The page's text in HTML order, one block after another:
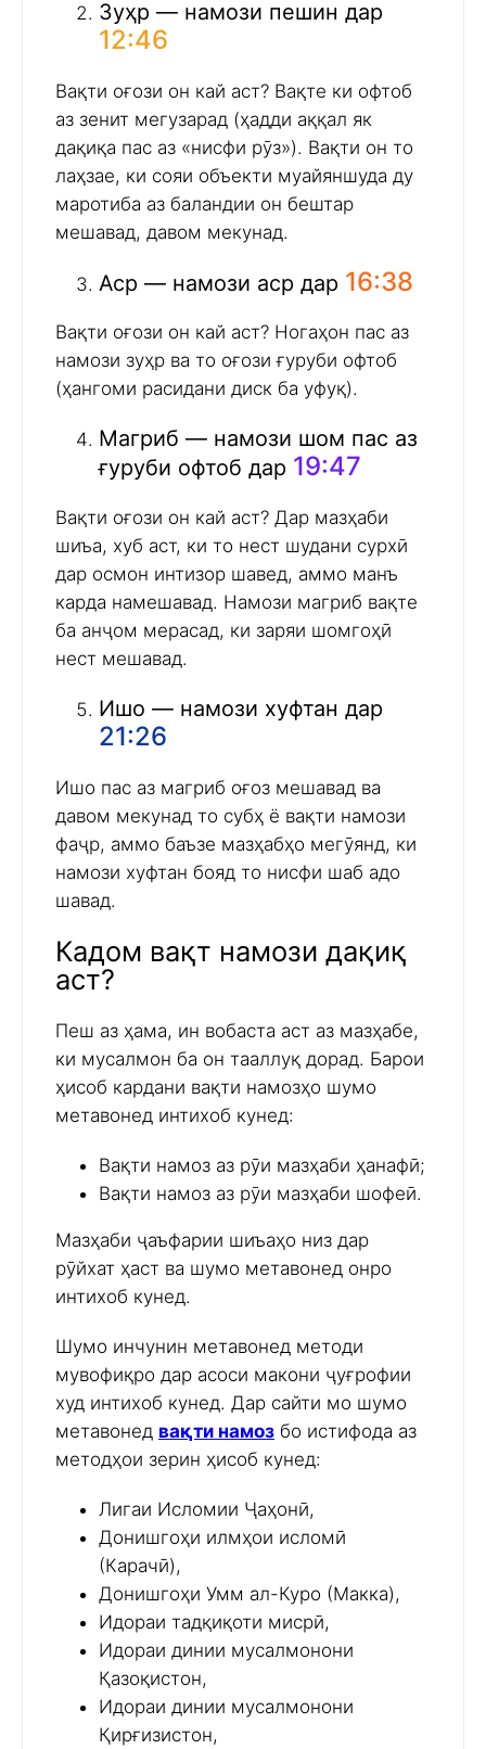
Зуҳр — намози пешин дар
12:46
Вақти оғози он кай аст? Вақте ки офтоб
аз зенит мегузарад (ҳадди аққал як
дақиқа пас аз «нисфи рӯз»). Вақти он то
лаҳзае, ки сояи объекти муайяншуда ду
маротиба аз баландии он бештар
мешавад, давом мекунад.
Аср — намози аср дар 16:38
Вақти оғози он кай аст? Ногаҳон пас аз
намози зуҳр ва то оғози ғуруби офтоб
(ҳангоми расидани диск ба уфуқ).
Магриб — намози шом пас аз
ғуруби офтоб дар 19:47
Вақти оғози он кай аст? Дар мазҳаби
шиъа, хуб аст, ки то нест шудани сурхӣ
дар осмон интизор шавед, аммо манъ
карда намешавад. Намози магриб вақте
ба анҷом мерасад, ки заряи шомгоҳӣ
нест мешавад.
Ишо — намози хуфтан дар
21:26
Ишо пас аз магриб оғоз мешавад ва
давом мекунад то субҳ ё вақти намози
фаҷр, аммо баъзе мазҳабҳо мегӯянд, ки
намози хуфтан бояд то нисфи шаб адо
шавад.
Кадом вақт намози дақиқ
аст?
Пеш аз ҳама, ин вобаста аст аз мазҳабе,
ки мусалмон ба он тааллуқ дорад. Барои
ҳисоб кардани вақти намозҳо шумо
метавонед интихоб кунед:
Вақти намоз аз рӯи мазҳаби ҳанафӣ;
Вақти намоз аз рӯи мазҳаби шофеӣ.
Мазҳаби ҷаъфарии шиъаҳо низ дар
рӯйхат ҳаст ва шумо метавонед онро
интихоб кунед.
Шумо инчунин метавонед методи
мувофиқро дар асоси макони ҷуғрофии
худ интихоб кунед. Дар сайти мо шумо
метавонед вақти намоз бо истифода аз
методҳои зерин ҳисоб кунед:
Лигаи Исломии Ҷаҳонӣ,
Донишгоҳи илмҳои исломӣ
(Карачӣ),
Донишгоҳи Умм ал-Куро (Макка),
Идораи тадқиқоти мисрӣ,
Идораи динии мусалмонони
Қазоқистон,
Идораи динии мусалмонони
Қирғизистон,